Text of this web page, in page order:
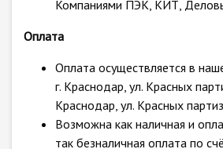
Компаниями ПЭК, КИТ,
Оплата
Оплата осуществляется в
г. Краснодар, ул. Красных
Краснодар, ул. Красных
Возможна как наличная и
так безналичная оплата по